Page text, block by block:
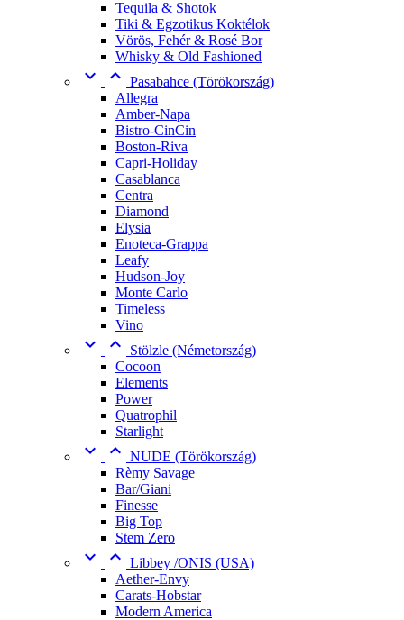
Tequila & Shotok
Tiki & Egzotikus Koktélok
Vörös, Fehér & Rosé Bor
Whisky & Old Fashioned
  Pasabahce (Törökország)
Allegra
Amber-Napa
Bistro-CinCin
Boston-Riva
Capri-Holiday
Casablanca
Centra
Diamond
Elysia
Enoteca-Grappa
Leafy
Hudson-Joy
Monte Carlo
Timeless
Vino
 
Stölzle (Németország)
Cocoon
Elements
Power
Quatrophil
Starlight
  NUDE (Törökország)
Rèmy Savage
Bar/Giani
Finesse
Big Top
Stem Zero
  Libbey /ONIS (USA)
Aether-Envy
Carats-Hobstar
Modern America